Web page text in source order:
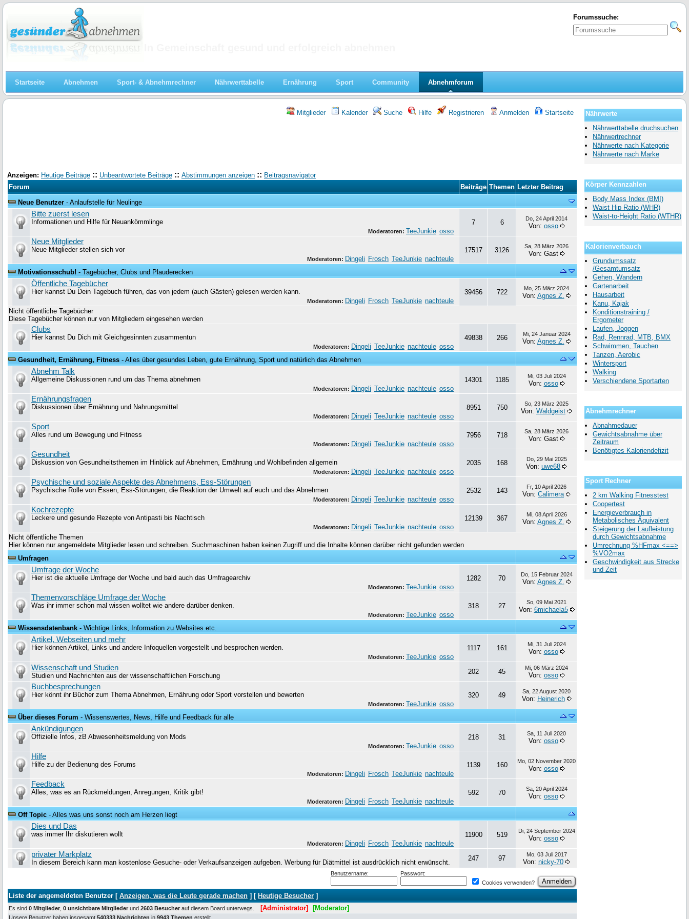
Forumssuche:
Startseite Abnehmen Sport- & Abnehmrechner Nährwerttabelle Ernährung Sport Community Abnehmforum
Mitglieder Kalender Suche Hilfe Registrieren Anmelden Startseite
Anzeigen: Heutige Beiträge :: Unbeantwortete Beiträge :: Abstimmungen anzeigen :: Beitragsnavigator
Forum
Beiträge Themen Letzter Beitrag
Neue Benutzer - Anlaufstelle für Neulinge
Bitte zuerst lesen
Informationen und Hilfe für Neuankömmlinge
Moderatoren: TeeJunkie osso
7 6 Do, 24 April 2014
Von: osso
Neue Mitglieder
Neue Mitglieder stellen sich vor
Moderatoren: Dingeli Frosch TeeJunkie nachteule
17517 3126 Sa, 28 März 2026
Von: Gast
Motivationsschub! - Tagebücher, Clubs und Plauderecken
Öffentliche Tagebücher
Hier kannst Du Dein Tagebuch führen, das von jedem (auch Gästen) gelesen werden kann.
Moderatoren: Dingeli Frosch TeeJunkie nachteule
39456 722 Mo, 25 März 2024
Von: Agnes Z.
Nicht öffentliche Tagebücher
Diese Tagebücher können nur von Mitgliedern eingesehen werden
Clubs
Hier kannst Du Dich mit Gleichgesinnten zusammentun
Moderatoren: Dingeli TeeJunkie nachteule osso
49838 266 Mi, 24 Januar 2024
Von: Agnes Z.
Gesundheit, Ernährung, Fitness - Alles über gesundes Leben, gute Ernährung, Sport und natürlich das Abnehmen
Abnehm Talk
Allgemeine Diskussionen rund um das Thema abnehmen
Moderatoren: Dingeli TeeJunkie nachteule osso
14301 1185 Mi, 03 Juli 2024
Von: osso
Ernährungsfragen
Diskussionen über Ernährung und Nahrungsmittel
Moderatoren: Dingeli TeeJunkie nachteule osso
8951 750 So, 23 März 2025
Von: Waldgeist
Sport
Alles rund um Bewegung und Fitness
Moderatoren: Dingeli TeeJunkie nachteule osso
7956 718 Sa, 28 März 2026
Von: Gast
Gesundheit
Diskussion von Gesundheitsthemen im Hinblick auf Abnehmen, Ernährung und Wohlbefinden allgemein
Moderatoren: Dingeli TeeJunkie nachteule osso
2035 168 Do, 29 Mai 2025
Von: uwe68
Psychische und soziale Aspekte des Abnehmens, Ess-Störungen
Psychische Rolle von Essen, Ess-Störungen, die Reaktion der Umwelt auf euch und das Abnehmen
Moderatoren: Dingeli TeeJunkie nachteule osso
2532 143 Fr, 10 April 2026
Von: Calimera
Kochrezepte
Leckere und gesunde Rezepte von Antipasti bis Nachtisch
Moderatoren: Dingeli TeeJunkie nachteule osso
12139 367 Mi, 08 April 2026
Von: Agnes Z.
Nicht öffentliche Themen
Hier können nur angemeldete Mitglieder lesen und schreiben. Suchmaschinen haben keinen Zugriff und die Inhalte können darüber nicht gefunden werden
Umfragen
Umfrage der Woche
Hier ist die aktuelle Umfrage der Woche und bald auch das Umfragearchiv
Moderatoren: TeeJunkie osso
1282 70 Do, 15 Februar 2024
Von: Agnes Z.
Themenvorschläge Umfrage der Woche
Was ihr immer schon mal wissen wolltet wie andere darüber denken.
Moderatoren: TeeJunkie osso
318 27 So, 09 Mai 2021
Von: 6michaela5
Wissensdatenbank - Wichtige Links, Information zu Websites etc.
Artikel, Webseiten und mehr
Hier können Artikel, Links und andere Infoquellen vorgestellt und besprochen werden.
Moderatoren: TeeJunkie osso
1117 161 Mi, 31 Juli 2024
Von: osso
Wissenschaft und Studien
Studien und Nachrichten aus der wissenschaftlichen Forschung
202 45 Mi, 06 März 2024
Von: osso
Buchbesprechungen
Hier könnt ihr Bücher zum Thema Abnehmen, Ernährung oder Sport vorstellen und bewerten
Moderatoren: TeeJunkie osso
320 49 Sa, 22 August 2020
Von: Heinerich
Über dieses Forum - Wissenswertes, News, Hilfe und Feedback für alle
Ankündigungen
Offizielle Infos, zB Abwesenheitsmeldung von Mods
Moderatoren: TeeJunkie osso
218 31 Sa, 11 Juli 2020
Von: osso
Hilfe
Hilfe zu der Bedienung des Forums
Moderatoren: Dingeli Frosch TeeJunkie nachteule
1139 160 Mo, 02 November 2020
Von: osso
Feedback
Alles, was es an Rückmeldungen, Anregungen, Kritik gibt!
Moderatoren: Dingeli Frosch TeeJunkie nachteule
592 70 Sa, 20 April 2024
Von: osso
Off Topic - Alles was uns sonst noch am Herzen liegt
Dies und Das
was immer Ihr diskutieren wollt
Moderatoren: Dingeli Frosch TeeJunkie nachteule
11900 519 Di, 24 September 2024
Von: osso
privater Markplatz
In diesem Bereich kann man kostenlose Gesuche- oder Verkaufsanzeigen aufgeben. Werbung für Diätmittel ist ausdrücklich nicht erwünscht.
247 97 Mo, 03 Juli 2017
Von: nicky-70
Benutzername:
Passwort:
Cookies verwenden?
Liste der angemeldeten Benutzer [ Anzeigen, was die Leute gerade machen ] [ Heutige Besucher ]
Es sind 0 Mitglieder 0 unsichtbare Mitglieder und 2603 Besucher auf diesem Board unterwegs. [Administrator] [Moderator]
Unsere Benutzer haben insgesamt 540333 Nachrichten in 9943 Themen erstellt.
Nährwerte
Nährwerttabelle druchsuchen
Nährwertrechner
Nährwerte nach Kategorie
Nährwerte nach Marke
Körper Kennzahlen
Body Mass Index (BMI)
Waist Hip Ratio (WHR)
Waist-to-Height Ratio (WTHR)
Kalorienverbauch
Grundumssatz
/Gesamtumsatz
Gehen, Wandern
Gartenarbeit
Hausarbeit
Kanu, Kajak
Konditionstraining /
Ergometer
Laufen, Joggen
Rad, Rennrad, MTB, BMX
Schwimmen, Tauchen
Tanzen, Aerobic
Wintersport
Walking
Verschiendene Sportarten
Abnehmrechner
Abnahmedauer
Gewichtsabnahme über
Zeitraum
Benötigtes Kaloriendefizit
Sport Rechner
2 km Walking Fitnesstest
Coopertest
Energieverbrauch in
Metabolisches Äquivalent
Steigerung der Laufleistung
durch Gewichtsabnahme
Umrechnung %HFmax <==>
%VO2max
Geschwindigkeit aus Strecke
und Zeit